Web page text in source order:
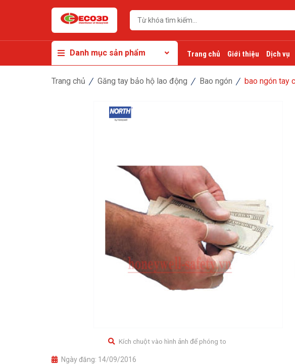
Danh mục sản phẩm Trang chủ Giới thiệu Dịch vụ
Trang chủ Găng tay bảo hộ lao động Bao ngón bao ngón tay
Kích chuột vào hình ảnh để phóng to
Ngày đăng: 14/09/2016